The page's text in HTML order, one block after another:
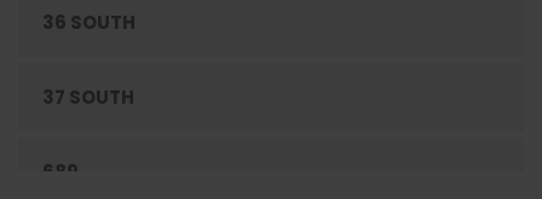
DESECHABLES
ENLATADOS
ESPECIAS
36 SOUTH
37 SOUTH
689